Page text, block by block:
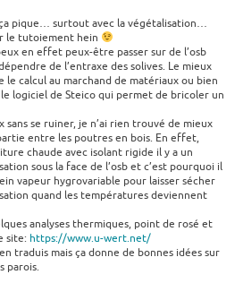
pique… surtout avec la végétalisation…
le tutoiement hein
en effet peux-être passer sur de l’osb
de l’entraxe des solives. Le mieux
le calcul au marchand de matériaux ou bien
logiciel de Steico qui permet de bricoler un
sans se ruiner, je n’ai rien trouvé de mieux
entre les poutres en bois. En effet,
chaude avec isolant rigide il y a un
sous la face de l’osb et c’est pourquoi il
vapeur hygrovariable pour laisser sécher
quand les températures deviennent
analyses thermiques, point de rosé et
site: https://www.u-wert.net/
traduis mais ça donne de bonnes idées sur
parois.